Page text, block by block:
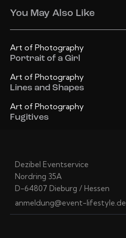
You May Also Like
Art of Photography
Portrait of a Girl
Art of Photography
Lines and Shapes
Art of Photography
Fugitives
Dezibel Eventservice
Nordring 35A
D-64807 Dieburg / Hessen
anmeldung@event-lifestyle.de